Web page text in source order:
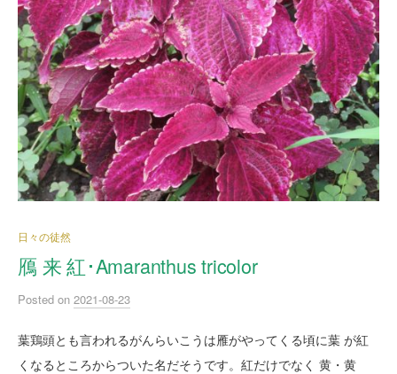
日々の徒然
鴈 来 紅･Amaranthus tricolor
Posted on 2021-08-23
葉鶏頭とも言われるがんらいこうは雁がやってくる頃に葉 が紅
くなるところからついた名だそうです。紅だけでなく 黄・黄